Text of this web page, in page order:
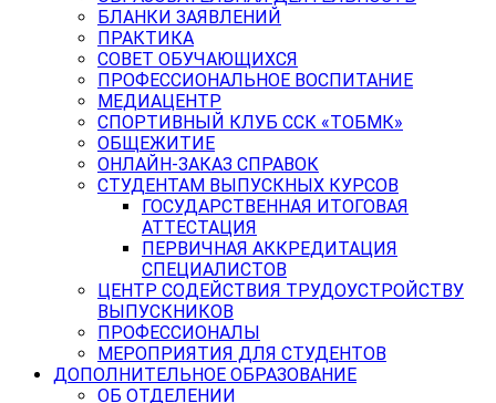
БЛАНКИ ЗАЯВЛЕНИЙ
ПРАКТИКА
СОВЕТ ОБУЧАЮЩИХСЯ
ПРОФЕССИОНАЛЬНОЕ ВОСПИТАНИЕ
МЕДИАЦЕНТР
СПОРТИВНЫЙ КЛУБ ССК «ТОБМК»
ОБЩЕЖИТИЕ
ОНЛАЙН-ЗАКАЗ СПРАВОК
СТУДЕНТАМ ВЫПУСКНЫХ КУРСОВ
ГОСУДАРСТВЕННАЯ ИТОГОВАЯ
АТТЕСТАЦИЯ
ПЕРВИЧНАЯ АККРЕДИТАЦИЯ
СПЕЦИАЛИСТОВ
ЦЕНТР СОДЕЙСТВИЯ ТРУДОУСТРОЙСТВУ
ВЫПУСКНИКОВ
ПРОФЕССИОНАЛЫ
МЕРОПРИЯТИЯ ДЛЯ СТУДЕНТОВ
ДОПОЛНИТЕЛЬНОЕ ОБРАЗОВАНИЕ
ОБ ОТДЕЛЕНИИ